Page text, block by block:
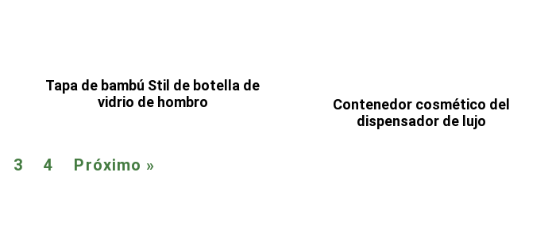
Tapa de bambú Stil de botella de
vidrio de hombro
Contenedor cosmético del
dispensador de lujo
3 4 Próximo »